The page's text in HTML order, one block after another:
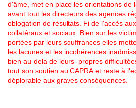
d'âme, met en place les orientations de
avant tout les directeurs des agences
oblogation de résultats. Fi de l'accès
collatéraux et sociaux. Bien sur les
portées par leurs souffrances elles
les lacunes et les incohérences
bien au-dela de leurs propres
tout son soutien au CAPRA et reste à
déplorable aux graves conséquences.